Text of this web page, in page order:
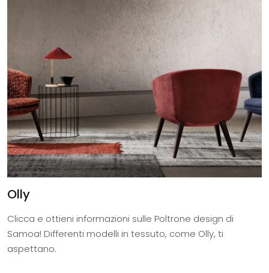
Olly
Clicca e ottieni informazioni sulle Poltrone design di
Samoa! Differenti modelli in tessuto, come Olly, ti
aspettano.